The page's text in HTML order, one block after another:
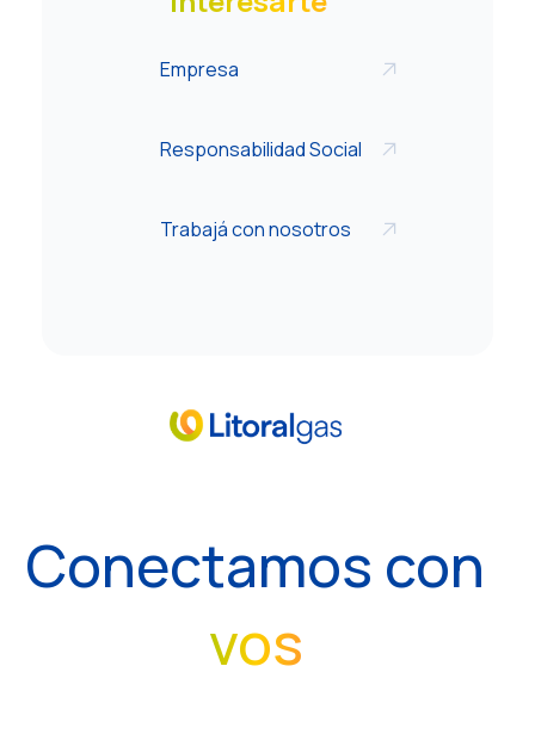
Empresa
Responsabilidad Social
Trabajá con nosotros
Conectamos con
vos